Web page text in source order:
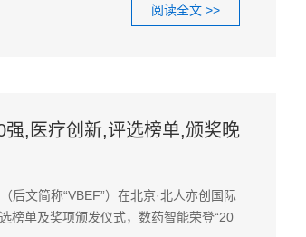
阅读全文 >>
,医疗创新,评选榜单,颁奖晚
后文简称“VBEF”）在北京·北人亦创国际
榜单及奖项颁发仪式，数药智能荣登“20